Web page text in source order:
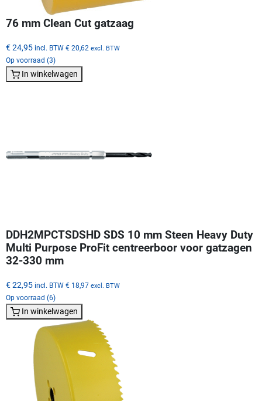
76 mm Clean Cut gatzaag
€ 24,95 incl. BTW € 20,62 excl. BTW
Op voorraad (3)
In winkelwagen
DDH2MPCTSDSHD SDS 10 mm Steen Heavy Duty
Multi Purpose ProFit centreerboor voor gatzagen
32-330 mm
€ 22,95 incl. BTW € 18,97 excl. BTW
Op voorraad (6)
In winkelwagen